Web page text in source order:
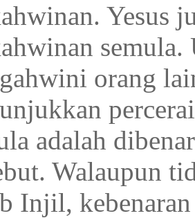
Yesus
semula.
orang
adalah
Walaupun
Injil,